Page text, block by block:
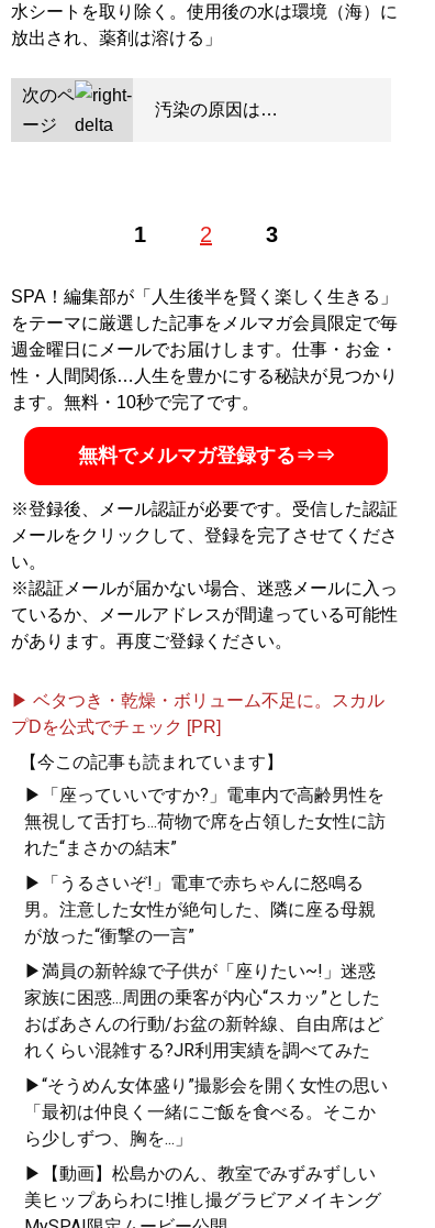
水シートを取り除く。使用後の水は環境（海）に
放出され、薬剤は溶ける」
次のペ
ージ
汚染の原因は…
1 2 3
SPA！編集部が「人生後半を賢く楽しく生きる」
をテーマに厳選した記事をメルマガ会員限定で毎
週金曜日にメールでお届けします。仕事・お金・
性・人間関係…人生を豊かにする秘訣が見つかり
ます。無料・10秒で完了です。
無料でメルマガ登録する⇒⇒
※登録後、メール認証が必要です。受信した認証
メールをクリックして、登録を完了させてくださ
い。
※認証メールが届かない場合、迷惑メールに入っ
ているか、メールアドレスが間違っている可能性
があります。再度ご登録ください。
▶ ベタつき・乾燥・ボリューム不足に。スカル
プDを公式でチェック [PR]
【今この記事も読まれています】
▶「座っていいですか?」電車内で高齢男性を
無視して舌打ち...荷物で席を占領した女性に訪
れた“まさかの結末”
▶「うるさいぞ!」電車で赤ちゃんに怒鳴る
男。注意した女性が絶句した、隣に座る母親
が放った“衝撃の一言”
▶満員の新幹線で子供が「座りたい~!」迷惑
家族に困惑...周囲の乗客が内心“スカッ”とした
おばあさんの行動/お盆の新幹線、自由席はど
れくらい混雑する?JR利用実績を調べてみた
▶“そうめん女体盛り”撮影会を開く女性の思い
「最初は仲良く一緒にご飯を食べる。そこか
ら少しずつ、胸を...」
▶【動画】松島かのん、教室でみずみずしい
美ヒップあらわに!推し撮グラビアメイキング